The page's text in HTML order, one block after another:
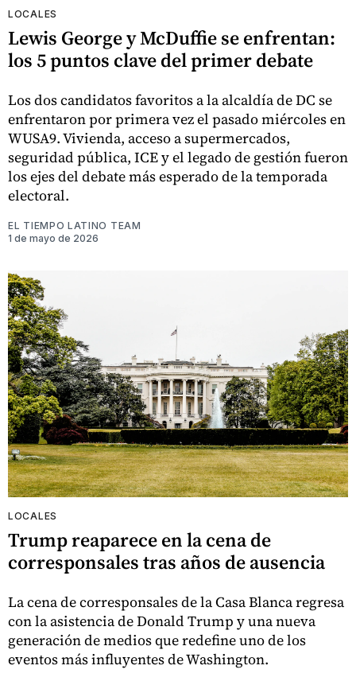
LOCALES
Lewis George y McDuffie se enfrentan:
los 5 puntos clave del primer debate
Los dos candidatos favoritos a la alcaldía de DC se
enfrentaron por primera vez el pasado miércoles en
WUSA9. Vivienda, acceso a supermercados,
seguridad pública, ICE y el legado de gestión fueron
los ejes del debate más esperado de la temporada
electoral.
EL TIEMPO LATINO TEAM
1 de mayo de 2026
LOCALES
Trump reaparece en la cena de
corresponsales tras años de ausencia
La cena de corresponsales de la Casa Blanca regresa
con la asistencia de Donald Trump y una nueva
generación de medios que redefine uno de los
eventos más influyentes de Washington.